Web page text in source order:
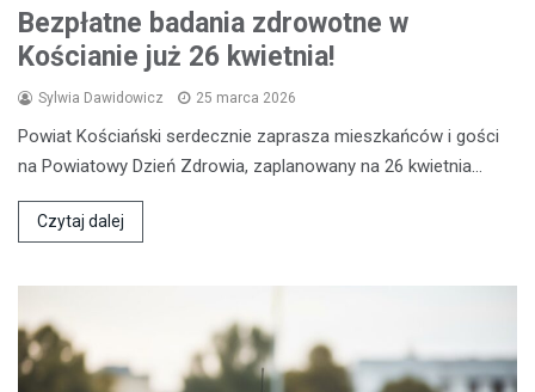
Bezpłatne badania zdrowotne w
Kościanie już 26 kwietnia!
Sylwia Dawidowicz 25 marca 2026
Powiat Kościański serdecznie zaprasza mieszkańców i gości
na Powiatowy Dzień Zdrowia, zaplanowany na 26 kwietnia…
Czytaj dalej